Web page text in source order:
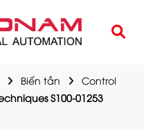
Biến tần
Control
S100-01253